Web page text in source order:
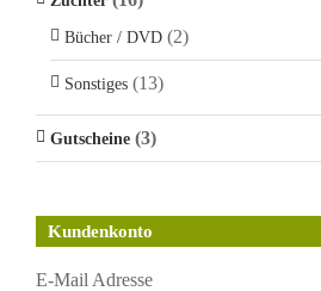
Bücher / DVD (2)
Sonstiges (13)
Gutscheine (3)
Kundenkonto
E-Mail Adresse